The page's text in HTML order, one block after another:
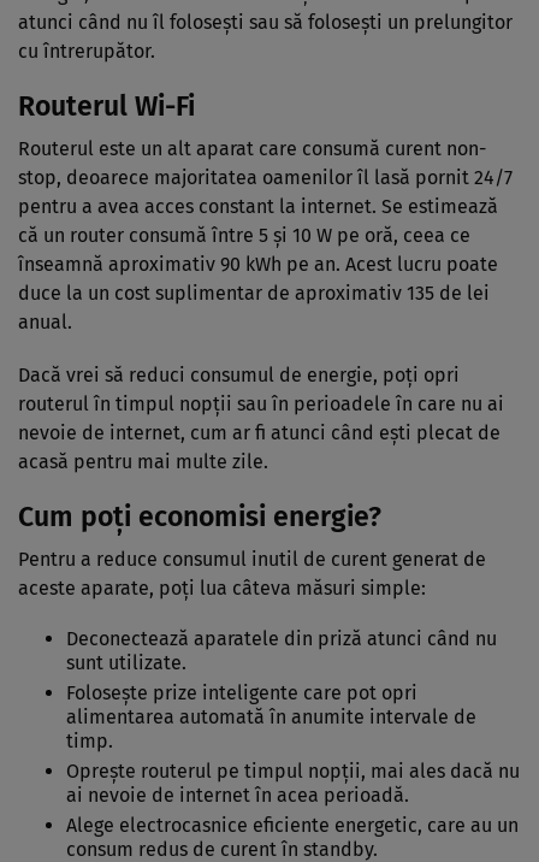
atunci când nu îl folosești sau să folosești un prelungitor
cu întrerupător.
Routerul Wi-Fi
Routerul este un alt aparat care consumă curent non-
stop, deoarece majoritatea oamenilor îl lasă pornit 24/7
pentru a avea acces constant la internet. Se estimează
că un router consumă între 5 și 10 W pe oră, ceea ce
înseamnă aproximativ 90 kWh pe an. Acest lucru poate
duce la un cost suplimentar de aproximativ 135 de lei
anual.
Dacă vrei să reduci consumul de energie, poți opri
routerul în timpul nopții sau în perioadele în care nu ai
nevoie de internet, cum ar fi atunci când ești plecat de
acasă pentru mai multe zile.
Cum poți economisi energie?
Pentru a reduce consumul inutil de curent generat de
aceste aparate, poți lua câteva măsuri simple:
Deconectează aparatele din priză atunci când nu
sunt utilizate.
Folosește prize inteligente care pot opri
alimentarea automată în anumite intervale de
timp.
Oprește routerul pe timpul nopții, mai ales dacă nu
ai nevoie de internet în acea perioadă.
Alege electrocasnice eficiente energetic, care au un
consum redus de curent în standby.